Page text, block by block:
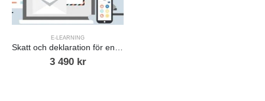
E-LEARNING
3 490 kr